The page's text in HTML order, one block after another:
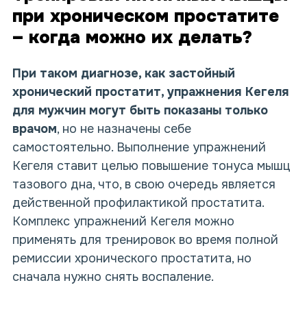
при хроническом простатите
– когда можно их делать?
При таком диагнозе, как застойный
хронический простатит, упражнения Кегеля
для мужчин могут быть показаны только
врачом, но не назначены себе
самостоятельно. Выполнение упражнений
Кегеля ставит целью повышение тонуса мышц
тазового дна, что, в свою очередь является
действенной профилактикой простатита.
Комплекс упражнений Кегеля можно
применять для тренировок во время полной
ремиссии хронического простатита, но
сначала нужно снять воспаление.